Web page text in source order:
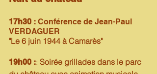
17h30 : Conférence de Jean-Paul
VERDAGUER
"Le 6 juin 1944 à Camarès"
19h00 :: Soirée grillades dans le parc